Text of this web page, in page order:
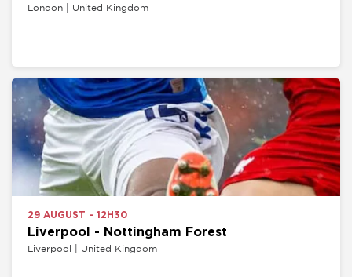
London | United Kingdom
29 AUGUST - 12H30
Liverpool - Nottingham Forest
Liverpool | United Kingdom